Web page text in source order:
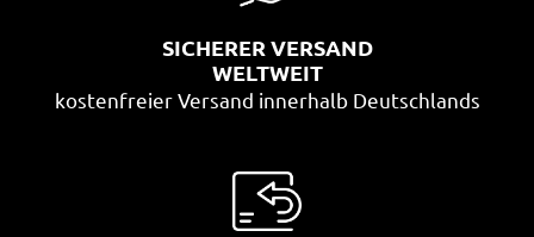
SICHERER VERSAND
WELTWEIT
kostenfreier Versand innerhalb Deutschlands